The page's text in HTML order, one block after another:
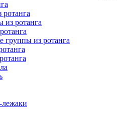
из ротанга
группы из ротанга